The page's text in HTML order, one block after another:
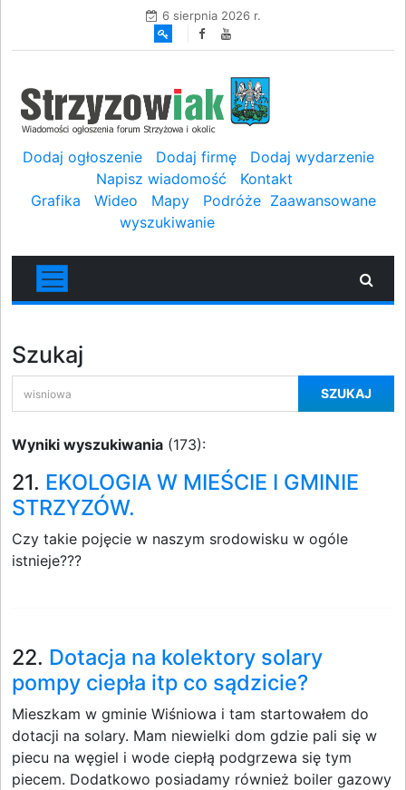
6 sierpnia 2026 r.
Dodaj ogłoszenie Dodaj firmę
Dodaj wydarzenie
Napisz wiadomość
Kontakt
Grafika
Wideo Mapy Podróże Zaawansowane
wyszukiwanie
Szukaj
SZUKAJ
Wyniki wyszukiwania (173):
21. EKOLOGIA W MIEŚCIE I GMINIE
STRZYZÓW.
Czy takie pojęcie w naszym srodowisku w ogóle
istnieje???
22. Dotacja na kolektory solary
pompy ciepła itp co sądzicie?
Mieszkam w gminie Wiśniowa i tam startowałem do
dotacji na solary. Mam niewielki dom gdzie pali się w
piecu na węgiel i wode ciepłą podgrzewa się tym
piecem. Dodatkowo posiadamy również boiler gazowy